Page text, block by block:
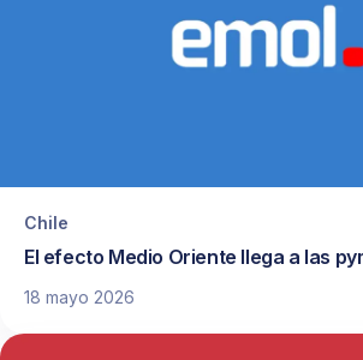
Chile
El efecto Medio Oriente llega a las
18 mayo 2026